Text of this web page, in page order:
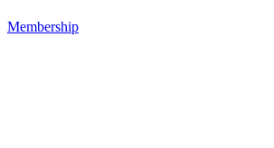
Membership